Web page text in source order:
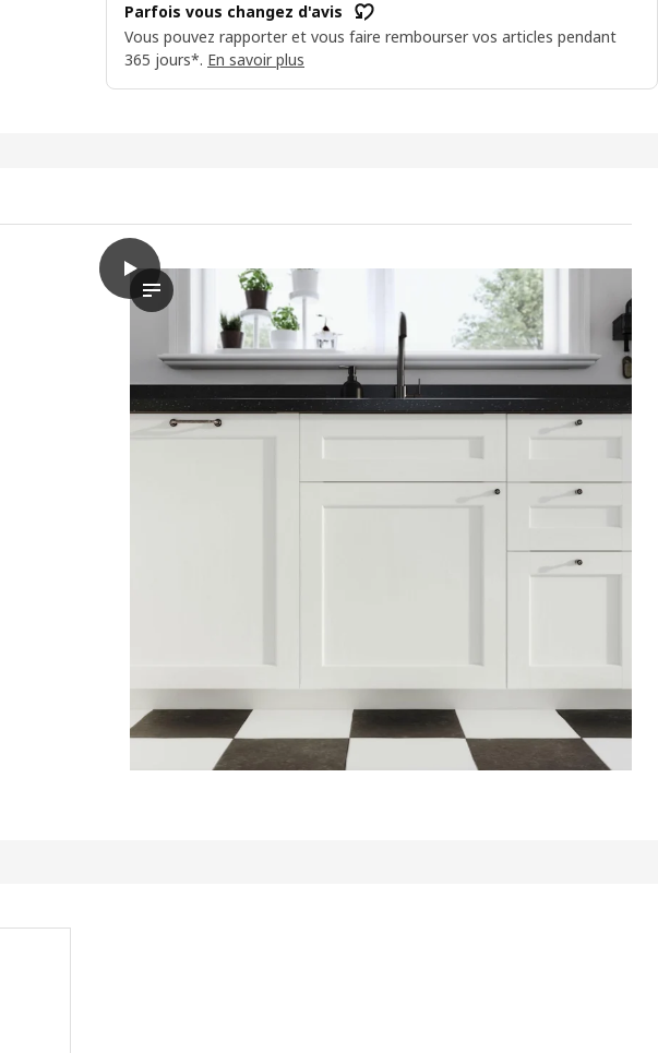
Parfois vous changez d'avis
Vous pouvez rapporter et vous faire rembourser vos articles pendant
365 jours*. En savoir plus
play
La vidéo présente une vue rapprochée d’une armoire haute avec
METOD / MAXIMERA Armoire 2 portes/4 tiroirs, blanc Enköping/blanc